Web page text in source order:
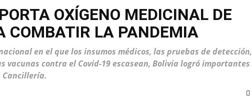
OXÍGENO MEDICINAL DE
COMBATIR LA PANDEMIA
en el que los insumos médicos, las pruebas de detección,
vacunas contra el Covid-19 escasean, Bolivia logró importantes